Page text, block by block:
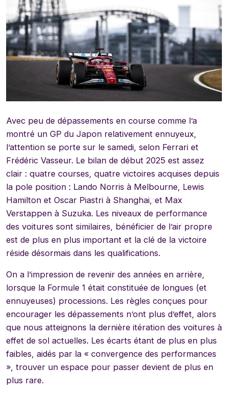
Avec peu de dépassements en course comme l’a
montré un GP du Japon relativement ennuyeux,
l’attention se porte sur le samedi, selon Ferrari et
Frédéric Vasseur. Le bilan de début 2025 est assez
clair : quatre courses, quatre victoires acquises depuis
la pole position : Lando Norris à Melbourne, Lewis
Hamilton et Oscar Piastri à Shanghai, et Max
Verstappen à Suzuka. Les niveaux de performance
des voitures sont similaires, bénéficier de l’air propre
est de plus en plus important et la clé de la victoire
réside désormais dans les qualifications.
On a l’impression de revenir des années en arrière,
lorsque la Formule 1 était constituée de longues (et
ennuyeuses) processions. Les règles conçues pour
encourager les dépassements n’ont plus d’effet, alors
que nous atteignons la dernière itération des voitures à
effet de sol actuelles. Les écarts étant de plus en plus
faibles, aidés par la « convergence des performances
», trouver un espace pour passer devient de plus en
plus rare.